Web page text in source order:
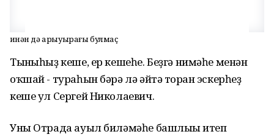
Һинән дә арыуырағы булмаҫ
Тынғыһыҙ кеше, ер кешеһе. Беҙгә нимәһе менән
оҡшай - тураһын бәрә лә әйтә торған эскерһеҙ
кеше ул Сергей Николаевич.
Уны Отрада ауыл биләмәһе башлығы итеп